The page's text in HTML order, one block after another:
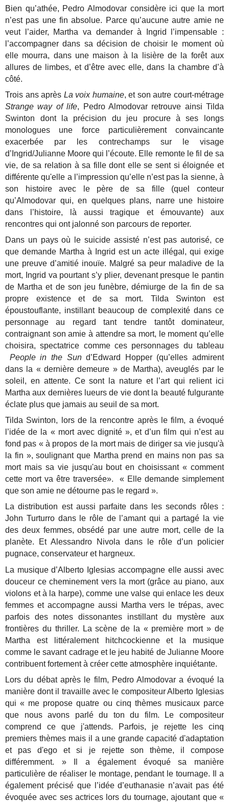
Bien qu’athée, Pedro Almodovar considère ici que la mort
n’est pas une fin absolue. Parce qu’aucune autre amie ne
veut l’aider, Martha va demander à Ingrid l’impensable :
l’accompagner dans sa décision de choisir le moment où
elle mourra, dans une maison à la lisière de la forêt aux
allures de limbes, et d’être avec elle, dans la chambre d’à
côté.
Trois ans après La voix humaine, et son autre court-métrage
Strange way of life, Pedro Almodovar retrouve ainsi Tilda
Swinton dont la précision du jeu procure à ses longs
monologues une force particulièrement convaincante
exacerbée par les contrechamps sur le visage
d’Ingrid/Julianne Moore qui l’écoute. Elle remonte le fil de sa
vie, de sa relation à sa fille dont elle se sent si éloignée et
différente qu'elle a l’impression qu’elle n’est pas la sienne, à
son histoire avec le père de sa fille (quel conteur
qu’Almodovar qui, en quelques plans, narre une histoire
dans l’histoire, là aussi tragique et émouvante) aux
rencontres qui ont jalonné son parcours de reporter.
Dans un pays où le suicide assisté n’est pas autorisé, ce
que demande Martha à Ingrid est un acte illégal, qui exige
une preuve d’amitié inouïe. Malgré sa peur maladive de la
mort, Ingrid va pourtant s’y plier, devenant presque le pantin
de Martha et de son jeu funèbre, démiurge de la fin de sa
propre existence et de sa mort. Tilda Swinton est
époustouflante, instillant beaucoup de complexité dans ce
personnage au regard tant tendre tantôt dominateur,
contraignant son amie à attendre sa mort, le moment qu’elle
choisira, spectatrice comme ces personnages du tableau
People in the Sund’Edward Hopper (qu’elles admirent
dans la « dernière demeure » de Martha), aveuglés par le
soleil, en attente. Ce sont la nature et l’art qui relient ici
Martha aux dernières lueurs de vie dont la beauté fulgurante
éclate plus que jamais au seuil de sa mort.
Tilda Swinton, lors de la rencontre après le film, a évoqué
l’idée de la « mort avec dignité », et d’un film qui n’est au
fond pas « à propos de la mort mais de diriger sa vie jusqu'à
la fin », soulignant que Martha prend en mains non pas sa
mort mais sa vie jusqu'au bout en choisissant « comment
cette mort va être traversée». « Elle demande simplement
que son amie ne détourne pas le regard ».
La distribution est aussi parfaite dans les seconds rôles :
John Turturro dans le rôle de l’amant qui a partagé la vie
des deux femmes, obsédé par une autre mort, celle de la
planète. Et Alessandro Nivola dans le rôle d’un policier
pugnace, conservateur et hargneux.
La musique d’Alberto Iglesias accompagne elle aussi avec
douceur ce cheminement vers la mort (grâce au piano, aux
violons et à la harpe), comme une valse qui enlace les deux
femmes et accompagne aussi Martha vers le trépas, avec
parfois des notes dissonantes instillant du mystère aux
frontières du thriller. La scène de la « première mort » de
Martha est littéralement hitchcockienne et la musique
comme le savant cadrage et le jeu habité de Julianne Moore
contribuent fortement à créer cette atmosphère inquiétante.
Lors du débat après le film, Pedro Almodovar a évoqué la
manière dont il travaille avec le compositeur Alberto Iglesias
qui « me propose quatre ou cinq thèmes musicaux parce
que nous avons parlé du ton du film. Le compositeur
comprend ce que j'attends. Parfois, je rejette les cinq
premiers thèmes mais il a une grande capacité d'adaptation
et pas d'ego et si je rejette son thème, il compose
différemment. » Il a également évoqué sa manière
particulière de réaliser le montage, pendant le tournage. Il a
également précisé que l’idée d’euthanasie n’avait pas été
évoquée avec ses actrices lors du tournage, ajoutant que «